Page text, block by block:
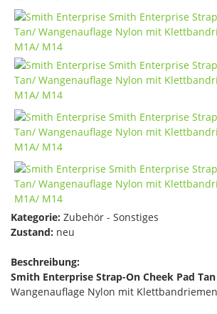
Kategorie: Zubehör - Sonstiges
Zustand: neu
Beschreibung:
Smith Enterprise Strap-On Cheek Pad Tan
Wangenauflage Nylon mit